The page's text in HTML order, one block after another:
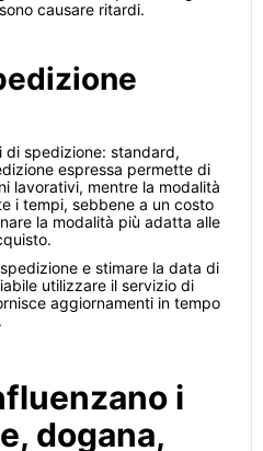
causare ritardi.
di spedizione: standard,
espressa permette di
lavorativi, mentre la modalità
i tempi, sebbene a un costo
la modalità più adatta alle
e stimare la data di
utilizzare il servizio di
aggiornamenti in tempo
i
dogana,